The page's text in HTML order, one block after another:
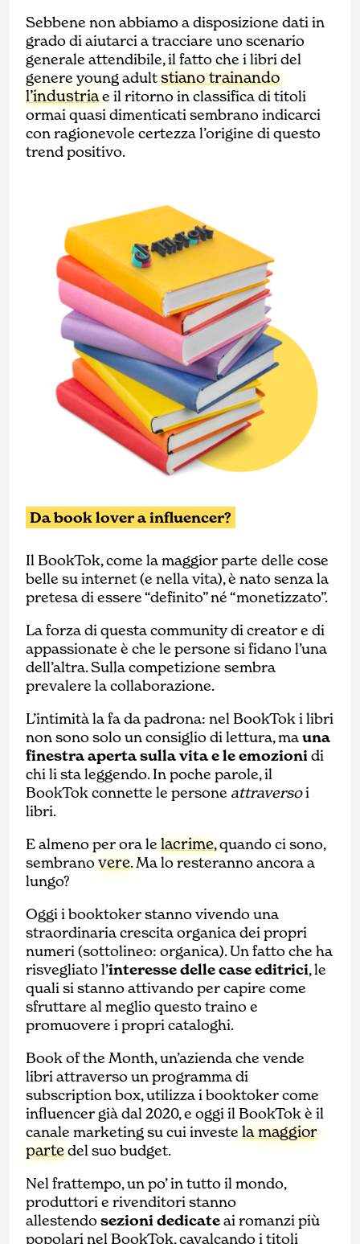
Sebbene non abbiamo a disposizione dati in
grado di aiutarci a tracciare uno scenario
generale attendibile, il fatto che i libri del
genere young adultstiano trainando
l’industriae il ritorno in classifica di titoli
ormai quasi dimenticati sembrano indicarci
con ragionevole certezza l’origine di questo
trend positivo.
Da book lover a influencer?
Il BookTok, come la maggior parte delle cose
belle su internet (e nella vita), è nato senza la
pretesa di essere “definito” né “monetizzato”.
La forza di questa community di creator e di
appassionate è che le persone si fidano l’una
dell’altra. Sulla competizione sembra
prevalere la collaborazione.
L’intimità la fa da padrona: nel BookTok i libri
non sono solo un consiglio di lettura, mauna
finestra aperta sulla vita e le emozioni di
chi li sta leggendo. In poche parole, il
BookTok connette le persone attraversoi
libri.
E almeno per ora lelacrime, quando ci sono,
sembranovere. Ma lo resteranno ancora a
lungo?
Oggi i booktoker stanno vivendo una
straordinaria crescita organica dei propri
numeri (sottolineo: organica). Un fatto che ha
risvegliato l’interesse delle case editrici, le
quali si stanno attivando per capire come
sfruttare al meglio questo traino e
promuovere i propri cataloghi.
Book of the Month, un’azienda che vende
libri attraverso un programma di
subscription box, utilizza i booktoker come
influencer già dal 2020, e oggi il BookTok è il
canale marketing su cui investela maggior
partedel suo budget.
Nel frattempo, un po’ in tutto il mondo,
produttori e rivenditori stanno
allestendosezioni dedicateai romanzi più
popolari nel BookTok, cavalcando i titoli